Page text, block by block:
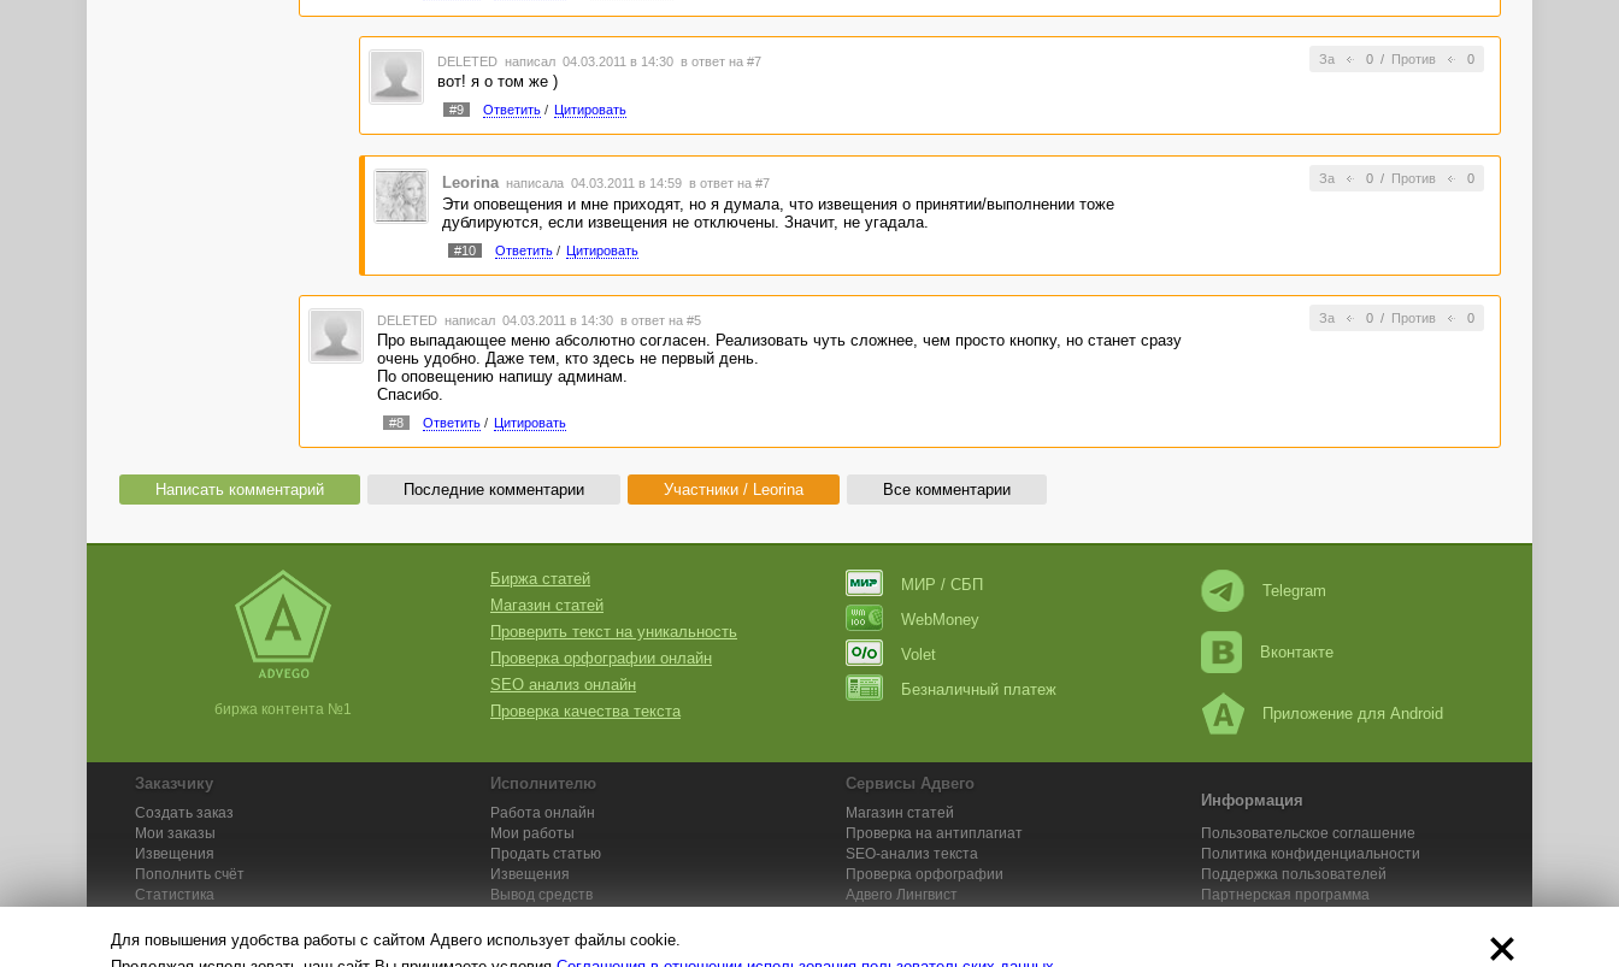
За 0/ Против 0
DELETED написал 04.03.2011 в 14:30 в ответ на #7
вот! я о том же )
#9 Ответить/ Цитировать
За 0/ Против 0
Leorina написала 04.03.2011 в 14:59 в ответ на #7
Эти оповещения и мне приходят, но я думала, что извещения о принятии/выполнении тоже
дублируются, если извещения не отключены. Значит, не угадала.
#10 Ответить/ Цитировать
За 0/ Против 0
DELETED написал 04.03.2011 в 14:30 в ответ на #5
Про выпадающее меню абсолютно согласен. Реализовать чуть сложнее, чем просто кнопку, но станет сразу
очень удобно. Даже тем, кто здесь не первый день.
По оповещению напишу админам.
Спасибо.
#8 Ответить/ Цитировать
Написать комментарий Последние комментарии Участники / Leorina Все комментарии
биржа контента №1
Биржа статей
Магазин статей
Проверить текст на уникальность
Проверка орфографии онлайн
SEO анализ онлайн
Проверка качества текста
МИР / СБП
WebMoney
Volet
Безналичный платеж
Telegram
Вконтакте
Приложение для Android
Заказчику
Создать заказ
Мои заказы
Извещения
Пополнить счёт
Статистика
Исполнителю
Работа онлайн
Мои работы
Продать статью
Извещения
Вывод средств
Сервисы Адвего
Магазин статей
Проверка на антиплагиат
SEO-анализ текста
Проверка орфографии
Адвего Лингвист
Информация
Пользовательское соглашение
Политика конфиденциальности
Поддержка пользователей
Партнерская программа
Для повышения удобства работы с сайтом Адвего использует файлы cookie.